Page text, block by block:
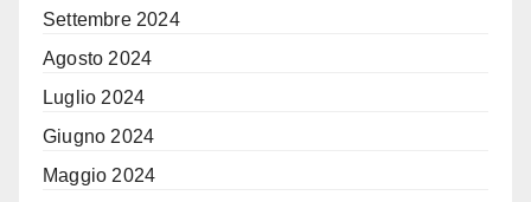
Settembre 2024
Agosto 2024
Luglio 2024
Giugno 2024
Maggio 2024